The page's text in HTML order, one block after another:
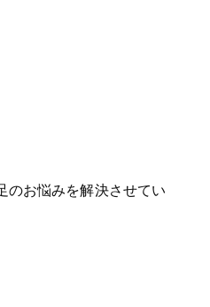
のお悩みを解決させてい